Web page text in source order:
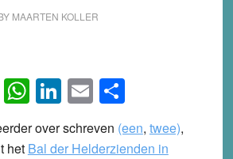
MAARTEN KOLLER
WhatsApp
LinkedIn
EmailShare
over schreven (een, twee),
het Bal der Helderzienden in